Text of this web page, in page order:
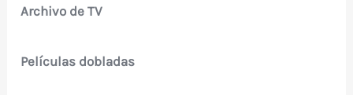
Archivo de TV
Películas dobladas